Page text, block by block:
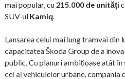
mai popular, cu 215.000 de unități
SUV-ul Kamiq.
Lansarea celui mai lung tramvai din
capacitatea Škoda Group de a
public. Cu planuri ambițioase atât
cel al vehiculelor urbane, compania